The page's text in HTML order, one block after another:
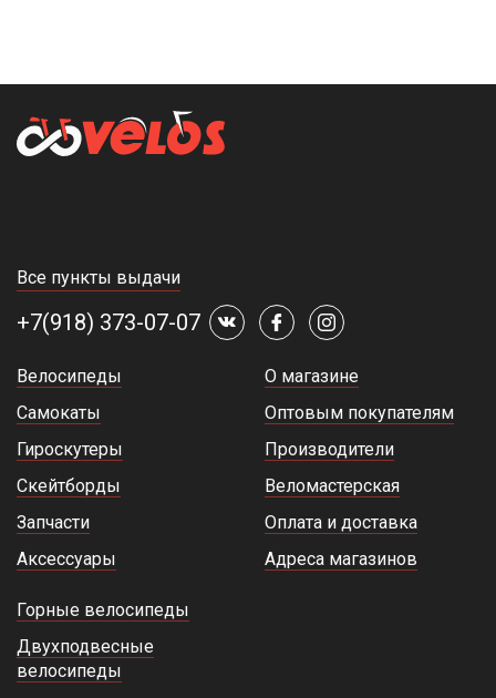
Все пункты выдачи
+7(918) 373-07-07
Велосипеды
Самокаты
Гироскутеры
Скейтборды
Запчасти
Аксессуары
О магазине
Оптовым покупателям
Производители
Веломастерская
Оплата и доставка
Адреса магазинов
Горные велосипеды
Двухподвесные
велосипеды